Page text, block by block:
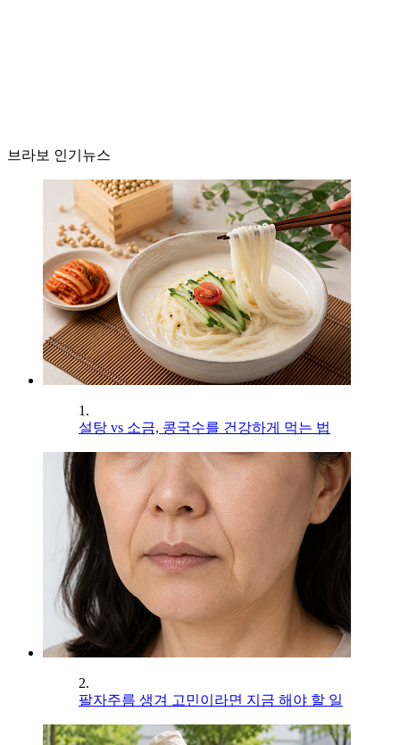
브라보 인기뉴스
1.
설탕 vs 소금, 콩국수를 건강하게 먹는 법
2.
팔자주름 생겨 고민이라면 지금 해야 할 일